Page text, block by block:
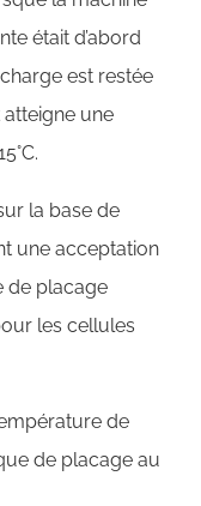
était d’abord
est restée
une
la base de
une acceptation
de placage
les cellules
de
de placage au